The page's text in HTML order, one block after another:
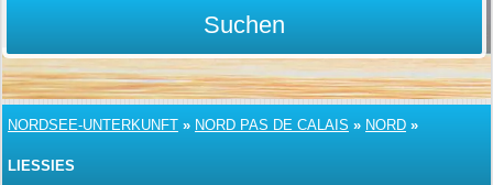
Suchen
NORDSEE-UNTERKUNFT » NORD PAS DE CALAIS » NORD »
LIESSIES